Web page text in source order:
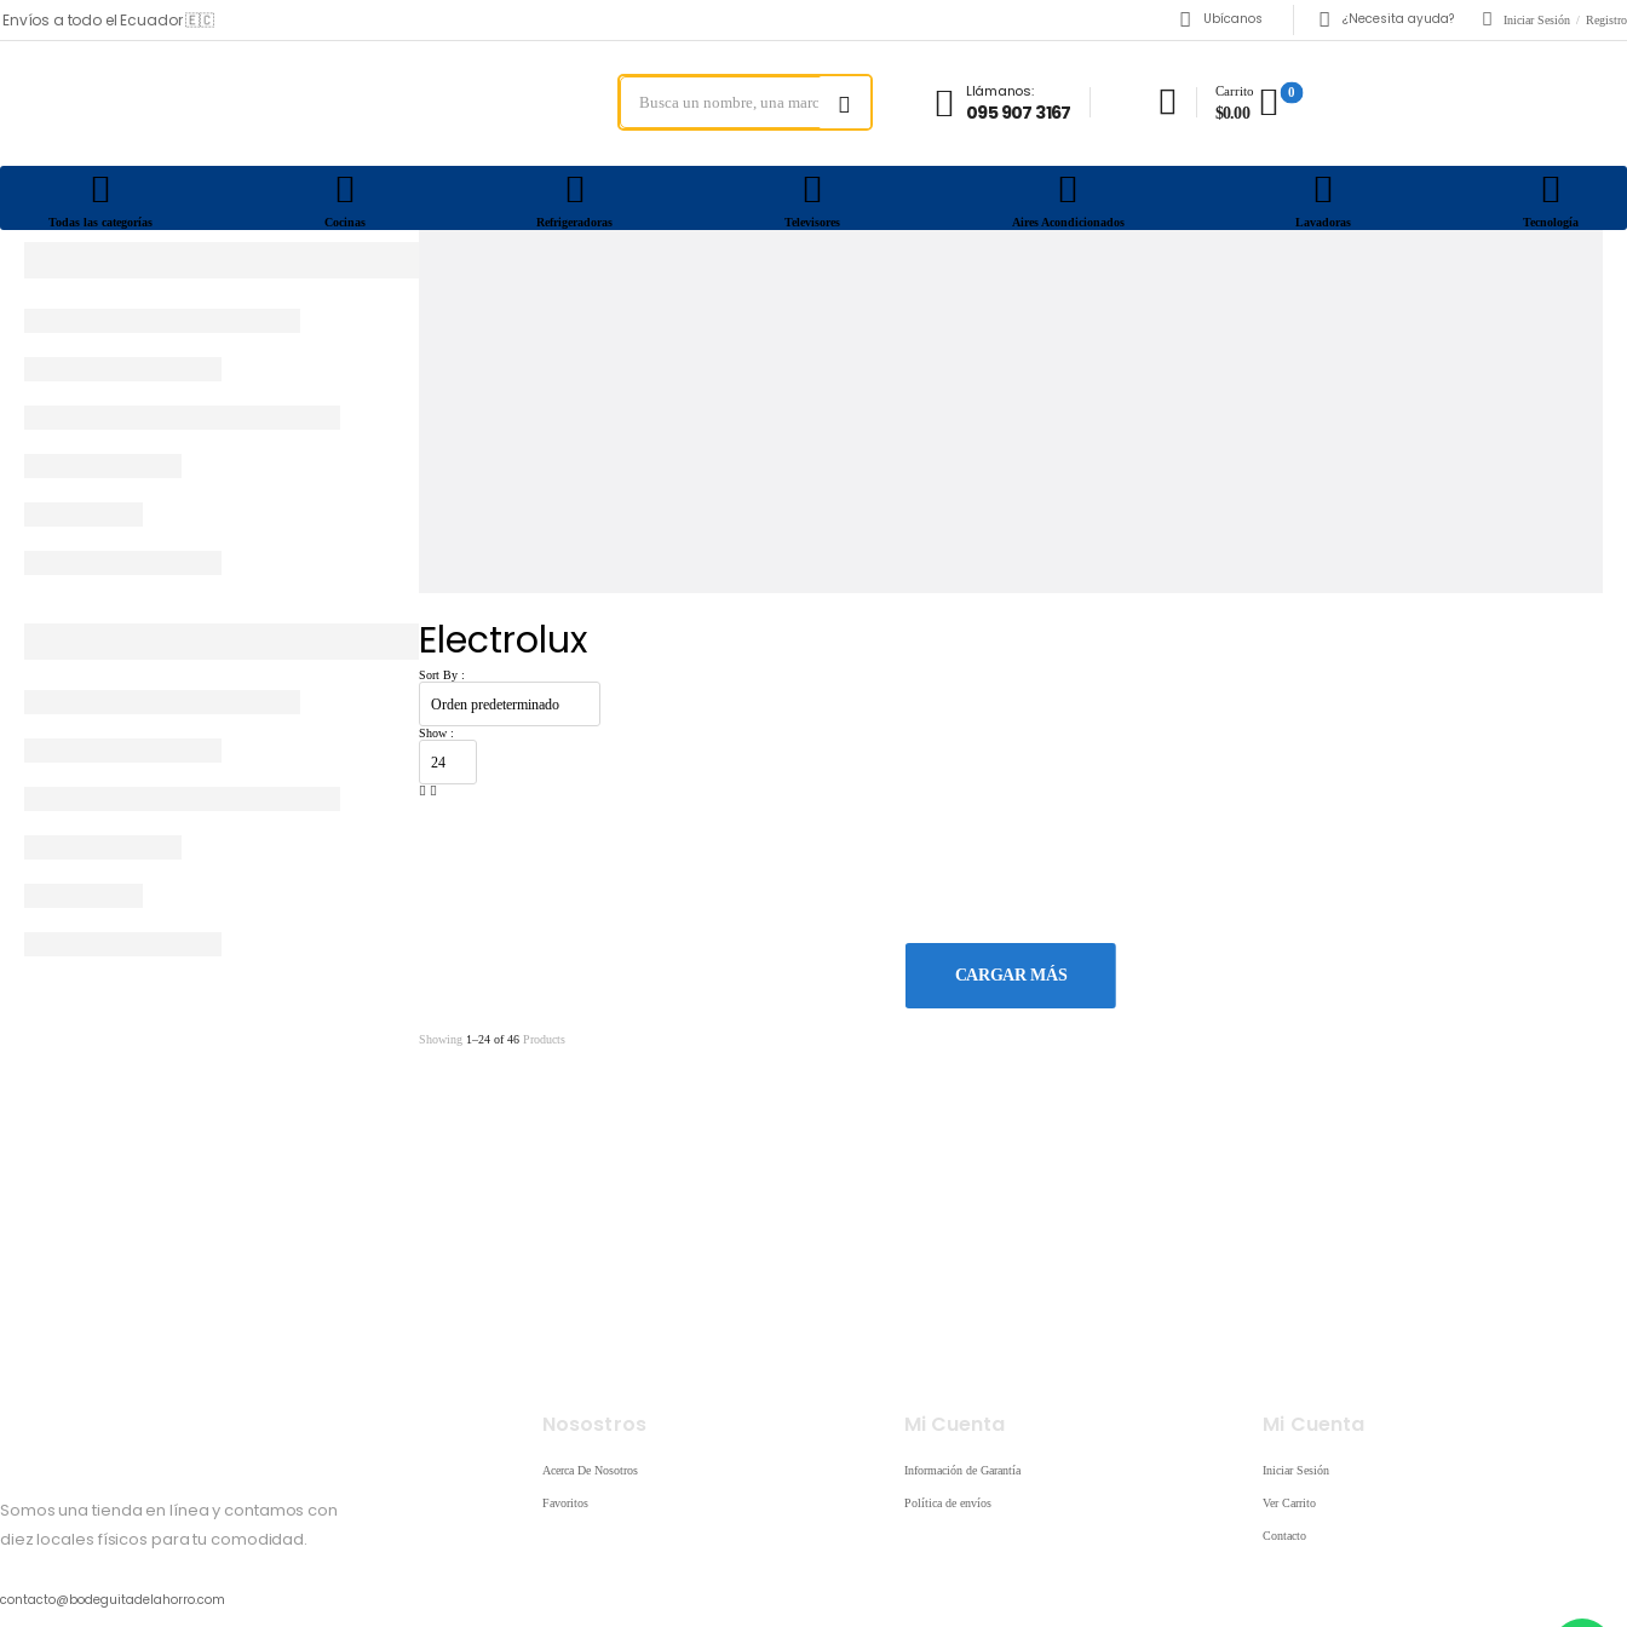
Envíos a todo el Ecuador 🇪🇨 Ubícanos ¿Necesita ayuda? Iniciar Sesión / Registro
Llámanos:
095 907 3167
Carrito
$0.00
0
Todas las categorías Cocinas Refrigeradoras Televisores Aires Acondicionados Lavadoras Tecnología
Electrolux
Sort By :
Show :
CARGAR MÁS
Showing 1–24 of 46 Products
Somos una tienda en línea y contamos con
diez locales físicos para tu comodidad.
contacto@bodeguitadelahorro.com
Nosostros
Acerca De Nosotros
Favoritos
Mi Cuenta
Información de Garantía
Política de envíos
Mi Cuenta
Iniciar Sesión
Ver Carrito
Contacto